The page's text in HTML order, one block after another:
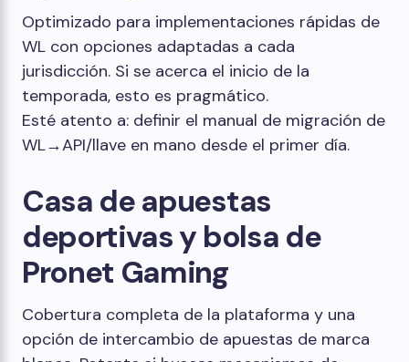
Optimizado para implementaciones rápidas de
WL con opciones adaptadas a cada
jurisdicción. Si se acerca el inicio de la
temporada, esto es pragmático.
Esté atento a: definir el manual de migración de
WL→API/llave en mano desde el primer día.
Casa de apuestas
deportivas y bolsa de
Pronet Gaming
Cobertura completa de la plataforma y una
opción de intercambio de apuestas de marca